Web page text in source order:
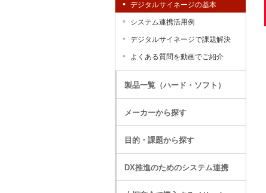
デジタルサイネージの基本
システム連携活用例
デジタルサイネージで課題解決
よくある質問を動画でご紹介
製品一覧（ハード・ソフト）
メーカーから探す
目的・課題から探す
DX推進のためのシステム連携